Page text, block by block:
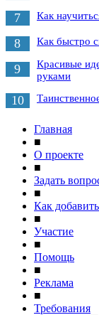
7 Как
8 Как быстро
9
Красивые
руками
10
Главная
■
О проекте
■
Задать
■
Как
■
Участие
■
Помощь
■
Реклама
■
Требования